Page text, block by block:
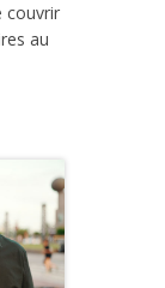
couvrir
au